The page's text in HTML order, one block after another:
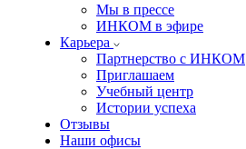
Мы в прессе
ИНКОМ в эфире
Карьера
Партнерство с ИНКОМ
Приглашаем
Учебный центр
Истории успеха
Отзывы
Наши офисы